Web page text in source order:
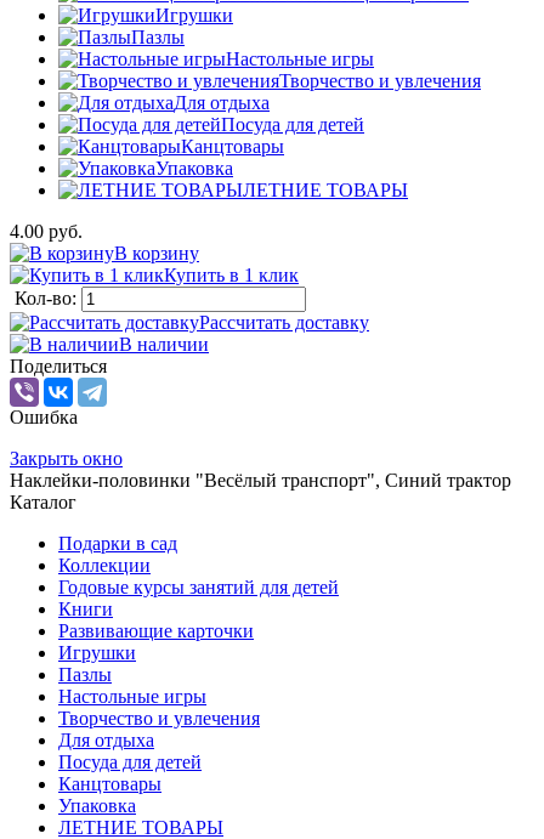
Игрушки
Пазлы
Настольные игры
Творчество и увлечения
Для отдыха
Посуда для детей
Канцтовары
Упаковка
ЛЕТНИЕ ТОВАРЫ
4.00 руб.
В корзину
Купить в 1 клик
Кол-во:
Рассчитать доставку
В наличии
Поделиться
Ошибка
Закрыть окно
Наклейки-половинки "Весёлый транспорт", Синий трактор
Каталог
Подарки в сад
Коллекции
Годовые курсы занятий для детей
Книги
Развивающие карточки
Игрушки
Пазлы
Настольные игры
Творчество и увлечения
Для отдыха
Посуда для детей
Канцтовары
Упаковка
ЛЕТНИЕ ТОВАРЫ